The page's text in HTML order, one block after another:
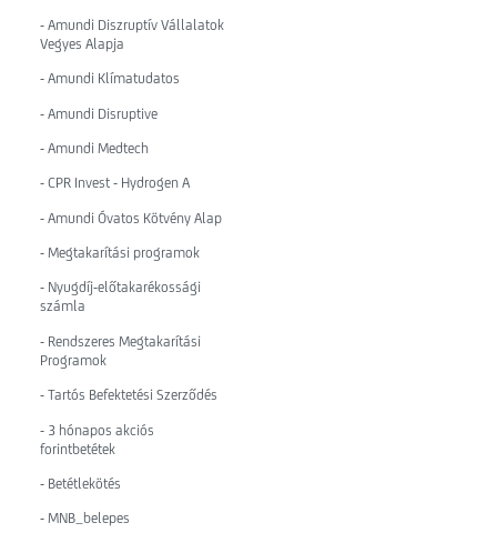
- Amundi Diszruptív Vállalatok
Vegyes Alapja
- Amundi Klímatudatos
- Amundi Disruptive
- Amundi Medtech
- CPR Invest - Hydrogen A
- Amundi Óvatos Kötvény Alap
- Megtakarítási programok
- Nyugdíj-előtakarékossági
számla
- Rendszeres Megtakarítási
Programok
- Tartós Befektetési Szerződés
- 3 hónapos akciós
forintbetétek
- Betétlekötés
- MNB_belepes